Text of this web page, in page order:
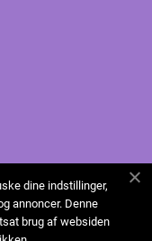
dine indstillinger,
annoncer. Denne
brug af websiden